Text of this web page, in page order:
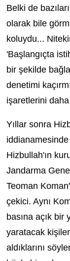
Belki de
olarak bile
koluydu...
'Başlangıçta
bir şekilde
denetimi
işaretlerini
Yıllar sonra
Hizbullah'ın
Jandarma
Teoman
çekici. Aynı
basına açık
yaratacak
aldıklarını